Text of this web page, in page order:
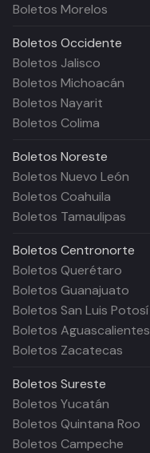
Boletos Morelos
Boletos Occidente
Boletos Jalisco
Boletos Michoacán
Boletos Nayarit
Boletos Colima
Boletos Noreste
Boletos Nuevo León
Boletos Coahuila
Boletos Tamaulipas
Boletos Centronorte
Boletos Querétaro
Boletos Guanajuato
Boletos San Luis Potosí
Boletos Aguascalientes
Boletos Zacatecas
Boletos Sureste
Boletos Yucatán
Boletos Quintana Roo
Boletos Campeche